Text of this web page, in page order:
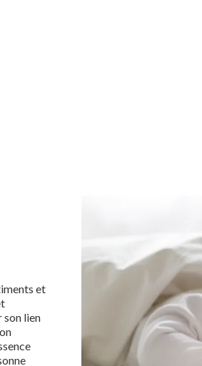
et
son lien